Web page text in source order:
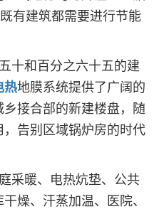
有建筑都需要进行节能
十和百分之六十五的建
热地膜系统提供了广阔的
接合部的新建楼盘，随
告别区域锅炉房的时代
采暖、电热炕垫、公共
燥、汗蒸加温、医院、